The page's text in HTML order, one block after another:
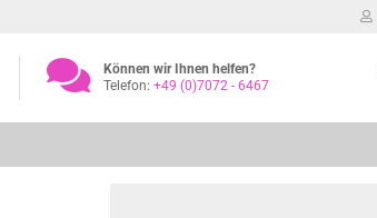
Können wir Ihnen helfen?
Telefon: +49 (0)7072 - 6467